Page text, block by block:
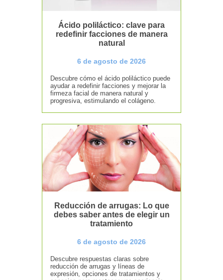
Ácido poliláctico: clave para
redefinir facciones de manera
natural
6 de agosto de 2026
Descubre cómo el ácido poliláctico puede
ayudar a redefinir facciones y mejorar la
firmeza facial de manera natural y
progresiva, estimulando el colágeno.
Reducción de arrugas: Lo que
debes saber antes de elegir un
tratamiento
6 de agosto de 2026
Descubre respuestas claras sobre
reducción de arrugas y líneas de
expresión, opciones de tratamientos y